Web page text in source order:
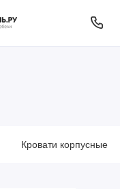
Кровати корпусные